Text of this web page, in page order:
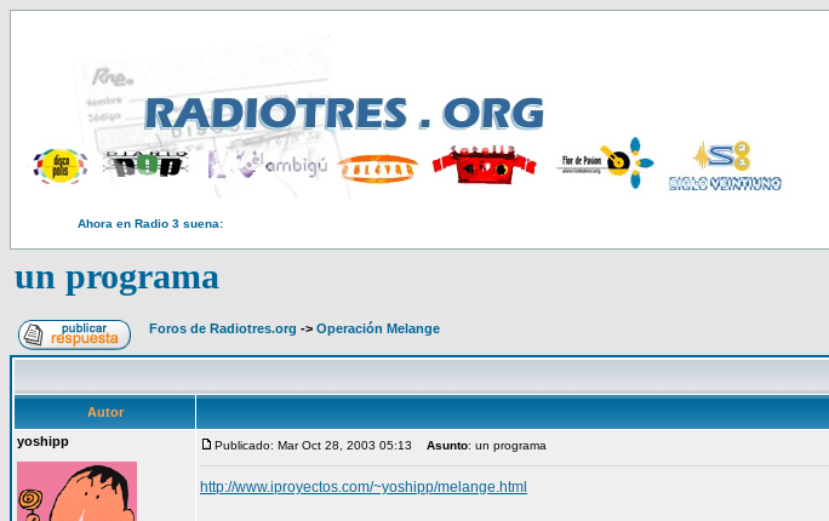
Ahora en Radio 3 suena:
un programa
Foros de Radiotres.org -> Operación Melange
Autor
yoshipp
Publicado: Mar Oct 28, 2003 05:13 Asunto: un programa
http://www.iproyectos.com/~yoshipp/melange.html